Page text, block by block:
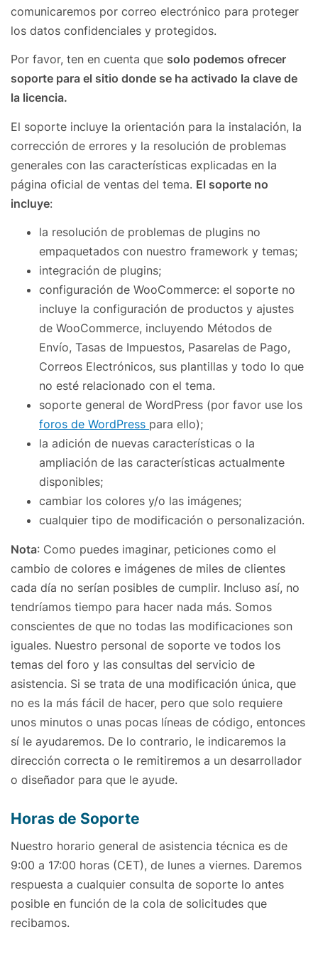
comunicaremos por correo electrónico para proteger
los datos confidenciales y protegidos.
Por favor, ten en cuenta que solo podemos ofrecer
soporte para el sitio donde se ha activado la clave de
la licencia.
El soporte incluye la orientación para la instalación, la
corrección de errores y la resolución de problemas
generales con las características explicadas en la
página oficial de ventas del tema. El soporte no
incluye:
la resolución de problemas de plugins no
empaquetados con nuestro framework y temas;
integración de plugins;
configuración de WooCommerce: el soporte no
incluye la configuración de productos y ajustes
de WooCommerce, incluyendo Métodos de
Envío, Tasas de Impuestos, Pasarelas de Pago,
Correos Electrónicos, sus plantillas y todo lo que
no esté relacionado con el tema.
soporte general de WordPress (por favor use los
foros de WordPress para ello);
la adición de nuevas características o la
ampliación de las características actualmente
disponibles;
cambiar los colores y/o las imágenes;
cualquier tipo de modificación o personalización.
Nota: Como puedes imaginar, peticiones como el
cambio de colores e imágenes de miles de clientes
cada día no serían posibles de cumplir. Incluso así, no
tendríamos tiempo para hacer nada más. Somos
conscientes de que no todas las modificaciones son
iguales. Nuestro personal de soporte ve todos los
temas del foro y las consultas del servicio de
asistencia. Si se trata de una modificación única, que
no es la más fácil de hacer, pero que solo requiere
unos minutos o unas pocas líneas de código, entonces
sí le ayudaremos. De lo contrario, le indicaremos la
dirección correcta o le remitiremos a un desarrollador
o diseñador para que le ayude.
Horas de Soporte
Nuestro horario general de asistencia técnica es de
9:00 a 17:00 horas (CET), de lunes a viernes. Daremos
respuesta a cualquier consulta de soporte lo antes
posible en función de la cola de solicitudes que
recibamos.